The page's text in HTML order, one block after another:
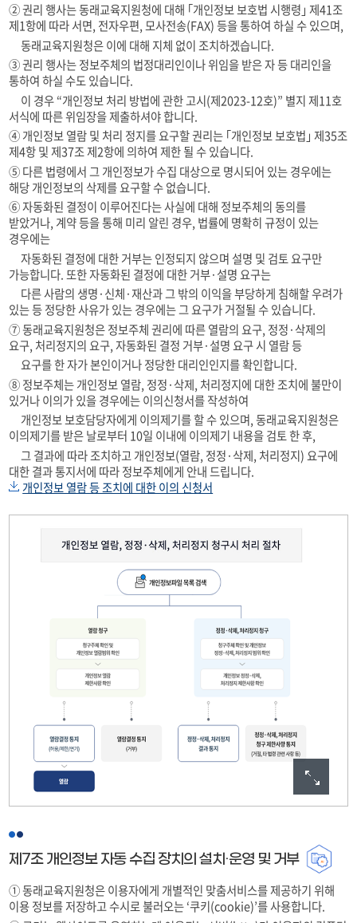
② 권리 행사는 동래교육지원청에 대해 ｢개인정보 보호법 시행령｣ 제41조
제1항에 따라 서면, 전자우편, 모사전송(FAX) 등을 통하여 하실 수 있으며,
동래교육지원청은 이에 대해 지체 없이 조치하겠습니다.
③ 권리 행사는 정보주체의 법정대리인이나 위임을 받은 자 등 대리인을
통하여 하실 수도 있습니다.
이 경우 “개인정보 처리 방법에 관한 고시(제2023-12호)” 별지 제11호
서식에 따른 위임장을 제출하셔야 합니다.
④ 개인정보 열람 및 처리 정지를 요구할 권리는 ｢개인정보 보호법｣ 제35조
제4항 및 제37조 제2항에 의하여 제한 될 수 있습니다.
⑤ 다른 법령에서 그 개인정보가 수집 대상으로 명시되어 있는 경우에는
해당 개인정보의 삭제를 요구할 수 없습니다.
⑥ 자동화된 결정이 이루어진다는 사실에 대해 정보주체의 동의를
받았거나, 계약 등을 통해 미리 알린 경우, 법률에 명확히 규정이 있는
경우에는
자동화된 결정에 대한 거부는 인정되지 않으며 설명 및 검토 요구만
가능합니다. 또한 자동화된 결정에 대한 거부·설명 요구는
다른 사람의 생명·신체·재산과 그 밖의 이익을 부당하게 침해할 우려가
있는 등 정당한 사유가 있는 경우에는 그 요구가 거절될 수 있습니다.
⑦ 동래교육지원청은 정보주체 권리에 따른 열람의 요구, 정정·삭제의
요구, 처리정지의 요구, 자동화된 결정 거부·설명 요구 시 열람 등
요구를 한 자가 본인이거나 정당한 대리인인지를 확인합니다.
⑧ 정보주체는 개인정보 열람, 정정·삭제, 처리정지에 대한 조치에 불만이
있거나 이의가 있을 경우에는 이의신청서를 작성하여
개인정보 보호담당자에게 이의제기를 할 수 있으며, 동래교육지원청은
이의제기를 받은 날로부터 10일 이내에 이의제기 내용을 검토 한 후,
그 결과에 따라 조치하고 개인정보(열람, 정정·삭제, 처리정지) 요구에
대한 결과 통지서에 따라 정보주체에게 안내 드립니다.
개인정보 열람 등 조치에 대한 이의 신청서
제7조 개인정보 자동 수집 장치의 설치·운영 및 거부
① 동래교육지원청은 이용자에게 개별적인 맞춤서비스를 제공하기 위해
이용 정보를 저장하고 수시로 불러오는 ‘쿠키(cookie)’를 사용합니다.